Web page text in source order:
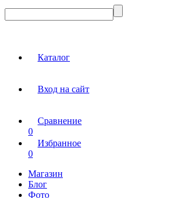
Каталог
Вход на сайт
Сравнение
0
Избранное
0
Магазин
Блог
Фото